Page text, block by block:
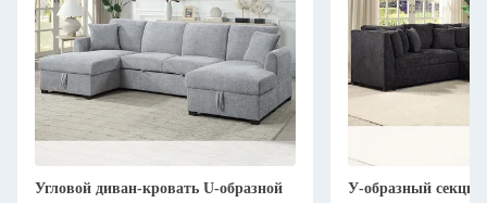
Угловой диван-кровать U-образной
У-образный